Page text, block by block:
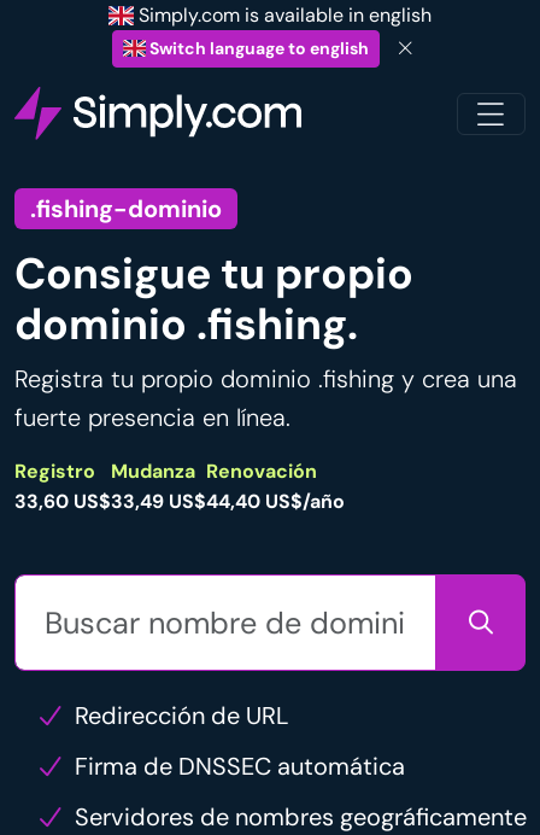
Simply.com is available in english
Switch language to english
.fishing-dominio
Consigue tu propio
dominio .fishing.
Registra tu propio dominio .fishing y crea una
fuerte presencia en línea.
Registro
33,60 US$
Mudanza
33,49 US$
Renovación
44,40 US$/año
Redirección de URL
Firma de DNSSEC automática
Servidores de nombres geográficamente